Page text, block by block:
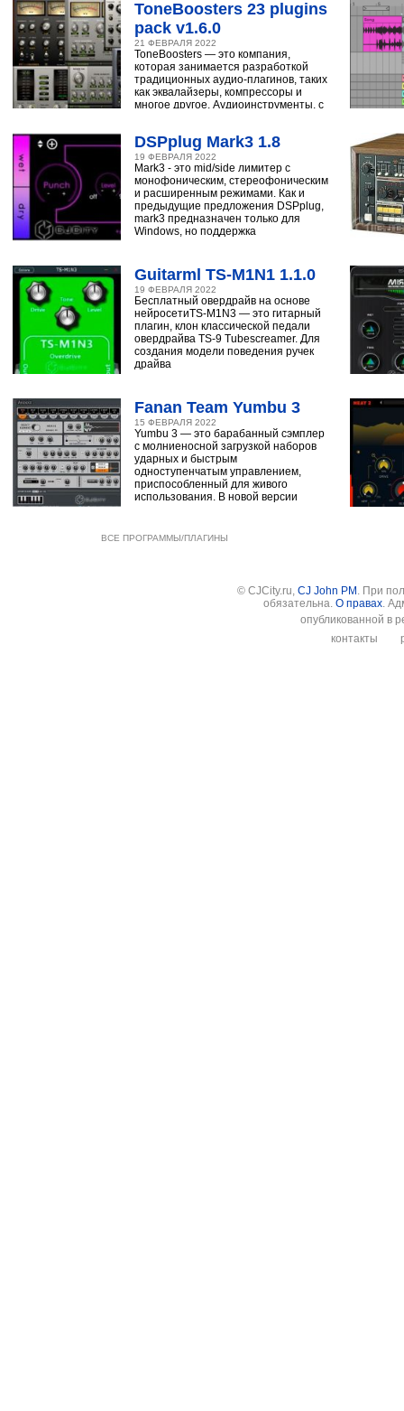
ToneBoosters 23 plugins
pack v1.6.0
21 ФЕВРАЛЯ 2022
ToneBoosters — это компания,
которая занимается разработкой
традиционных аудио-плагинов, таких
как эквалайзеры, компрессоры и
многое другое. Аудиоинструменты, с
DSPplug Mark3 1.8
19 ФЕВРАЛЯ 2022
Mark3 - это mid/side лимитер с
монофоническим, стереофоническим
и расширенным режимами. Как и
предыдущие предложения DSPplug,
mark3 предназначен только для
Windows, но поддержка
Guitarml TS-M1N1 1.1.0
19 ФЕВРАЛЯ 2022
Бесплатный овердрайв на основе
нейросетиTS-M1N3 — это гитарный
плагин, клон классической педали
овердрайва TS-9 Tubescreamer. Для
создания модели поведения ручек
драйва
Fanan Team Yumbu 3
15 ФЕВРАЛЯ 2022
Yumbu 3 — это барабанный сэмплер
с молниеносной загрузкой наборов
ударных и быстрым
одноступенчатым управлением,
приспособленный для живого
использования. В новой версии
ВСЕ ПРОГРАММЫ/ПЛАГИНЫ
© CJCity.ru, CJ John PM . При
обязательна. О правах.
опубликованной в
контакты